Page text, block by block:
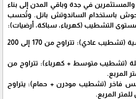
في جدة وباقي المدن إلى بناء
باستخدام الساندوتش بانل. وتُحسب
مستوى التشطيب (كهرباء، سباكة، أرضيات):
​غرفة سكنية أساسية (تشطيب عادي): تتراوح من 170 إلى 200
(تشطيب متوسط + كهرباء): تتراوح من
فاخر (تشطيب مودرن + حمام): يتراوح